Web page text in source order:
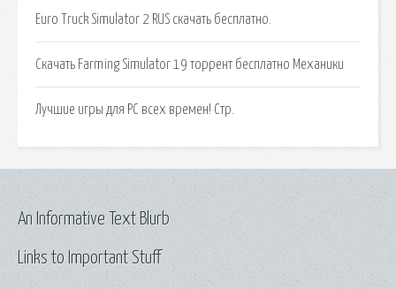
Euro Truck Simulator 2 RUS скачать бесплатно.
Скачать Farming Simulator 19 торрент бесплатно Механики
Лучшие игры для PC всех времен! Стр.
Links to Important Stuff
An Informative Text Blurb